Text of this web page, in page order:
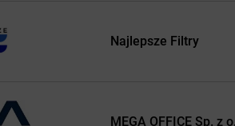
Najlepsze Filtry
MEGA OFFICE Sp. z